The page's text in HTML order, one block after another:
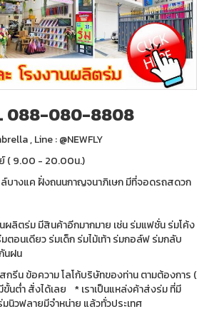
088-080-8808
, Line : @NEWFLY
( 9.00 - 20.00น.)
บางแค ฝั่งถนนกาญจนาภิเษก มีที่จอดรถสดวก
ผลิตร่ม มีสินค้าอีกมากมาย เช่น ร่มแฟชั่น ร่มโค้ง
อนเดียว ร่มเด็ก ร่มไม้เท้า ร่มกอล์ฟ ร่มกลับ
นฝน
กรีน ข้อความ โลโก้บริษัทของท่าน ตามต้องการ (
นต่ำ สั่งได้เลย * เราเป็นแหล่งค้าส่งร่ม ที่มี
นิวฟลายมีจำหน่าย แล้วทั่วประเทศ